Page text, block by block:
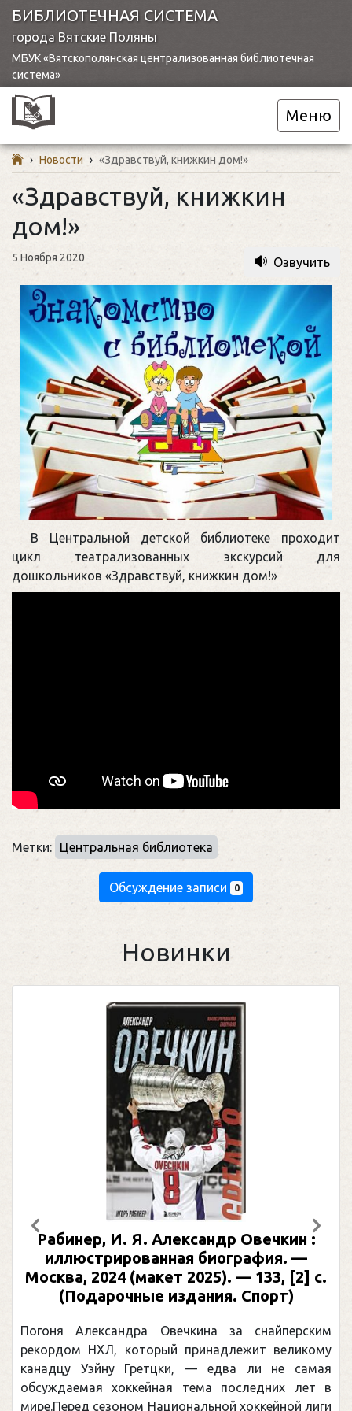
БИБЛИОТЕЧНАЯ СИСТЕМА
города Вятские Поляны
МБУК «Вятскополянская централизованная библиотечная
система»
Меню
› Новости › «Здравствуй, книжкин дом!»
«Здравствуй, книжкин
дом!»
5 Ноября 2020 Озвучить
В Центральной детской библиотеке проходит
цикл театрализованных экскурсий для
дошкольников «Здравствуй, книжкин дом!»
Метки: Центральная библиотека
Обсуждение записи 0
Новинки
Рабинер, И. Я. Александр Овечкин :
иллюстрированная биография. —
Москва, 2024 (макет 2025). — 133, [2] с.
(Подарочные издания. Спорт)
Погоня Александра Овечкина за снайперским
рекордом НХЛ, который принадлежит великому
канадцу Уэйну Гретцки, — едва ли не самая
обсуждаемая хоккейная тема последних лет в
мире.Перед сезоном Национальной хоккейной лиги
Предыдущий